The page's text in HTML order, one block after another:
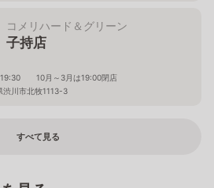
コメリハード＆グリーン
子持店
10月～3月は19:00閉店
渋川市北牧1113-3
すべて見る